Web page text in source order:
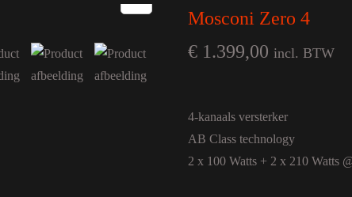
Mosconi Zero 4
€ 1.399,00 incl. BTW
4-kanaals versterker
AB Class technology
2 x 100 Watts + 2 x 210 Watts